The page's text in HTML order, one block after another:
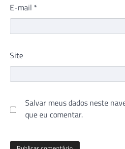
E-mail *
Site
Salvar meus dados neste
que eu comentar.